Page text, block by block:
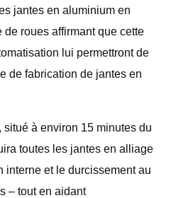
jantes en aluminium en
roues affirmant que cette
lui permettront de
de fabrication de jantes en
à environ 15 minutes du
toutes les jantes en alliage
interne et le durcissement au
– tout en aidant